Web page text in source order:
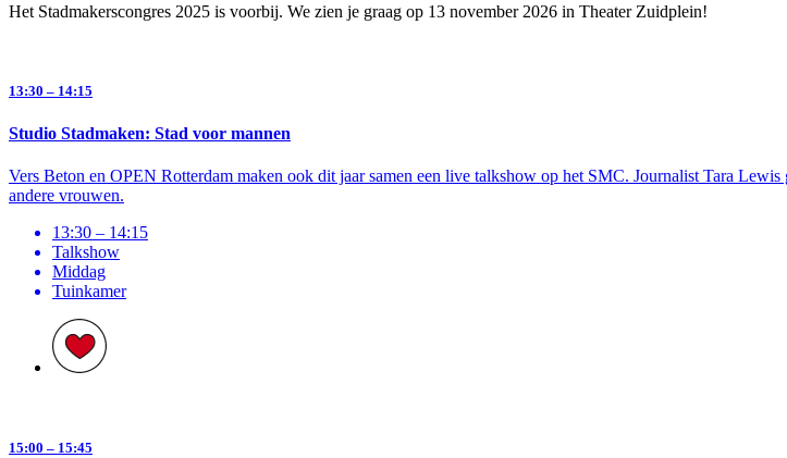
Het Stadmakerscongres 2025 is voorbij. We zien je graag op 13 november 2026 in Theater Zuidplein!
13:30 – 14:15
Studio Stadmaken: Stad voor mannen
Vers Beton en OPEN Rotterdam maken ook dit jaar samen een live talkshow op het SMC. Journalist Tara
andere vrouwen.
13:30 – 14:15
Talkshow
Middag
Tuinkamer
15:00 – 15:45